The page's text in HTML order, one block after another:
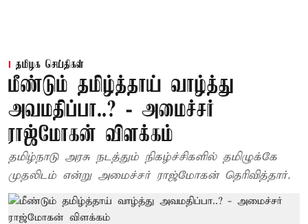
தமிழக செய்திகள்
மீண்டும் தமிழ்த்தாய் வாழ்த்து
அவமதிப்பா..? - அமைச்சர்
ராஜ்மோகன் விளக்கம்
தமிழ்நாடு அரசு நடத்தும் நிகழ்ச்சிகளில் தமிழுக்கே
முதலிடம் என்று அமைச்சர் ராஜ்மோகன் தெரிவித்தார்.